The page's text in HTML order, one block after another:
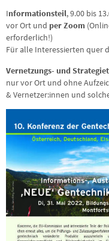
Informationsteil, 9.00 bis
vor Ort und per Zoom
erforderlich!)
Für alle Interessierten quer
Vernetzungs- und
nur vor Ort und ohne
& Vernetzer:innen und